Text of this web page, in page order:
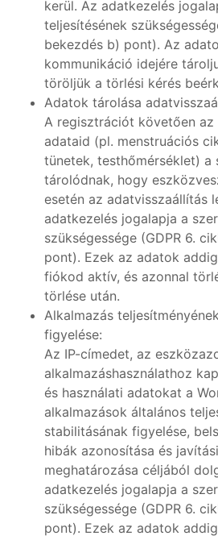
kerül. Az adatkezelés
teljesítésének
bekezdés b) pont). Az
kommunikáció idejére
töröljük a törlési kérés
Adatok tárolása
A regisztrációt követően
adataid (pl. menstruációs
tünetek, testhőmérséklet) a
tárolódnak, hogy
esetén az adatvisszaállítás
adatkezelés jogalapja a
szükségessége (GDPR 6.
pont). Ezek az adatok
fiókod aktív, és azonnal
törlése után.
Alkalmazás
figyelése:
Az IP-címedet, az
alkalmazáshasználathoz
és használati adatokat a
alkalmazások általános
stabilitásának figyelése,
hibák azonosítása és
meghatározása céljából
adatkezelés jogalapja a
szükségessége (GDPR 6.
pont). Ezek az adatok